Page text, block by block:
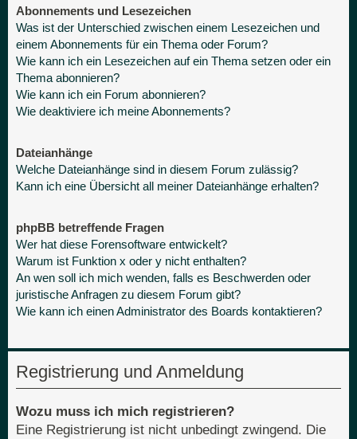
Abonnements und Lesezeichen
Was ist der Unterschied zwischen einem Lesezeichen und
einem Abonnements für ein Thema oder Forum?
Wie kann ich ein Lesezeichen auf ein Thema setzen oder ein
Thema abonnieren?
Wie kann ich ein Forum abonnieren?
Wie deaktiviere ich meine Abonnements?
Dateianhänge
Welche Dateianhänge sind in diesem Forum zulässig?
Kann ich eine Übersicht all meiner Dateianhänge erhalten?
phpBB betreffende Fragen
Wer hat diese Forensoftware entwickelt?
Warum ist Funktion x oder y nicht enthalten?
An wen soll ich mich wenden, falls es Beschwerden oder
juristische Anfragen zu diesem Forum gibt?
Wie kann ich einen Administrator des Boards kontaktieren?
Registrierung und Anmeldung
Wozu muss ich mich registrieren?
Eine Registrierung ist nicht unbedingt zwingend. Die